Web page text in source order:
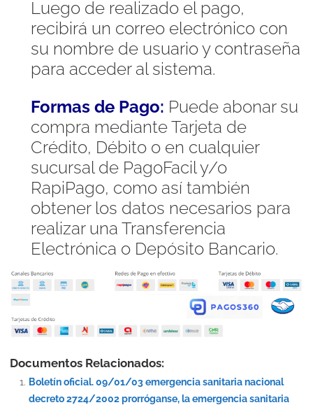
Luego de realizado el pago,
recibirá un correo electrónico con
su nombre de usuario y contraseña
para acceder al sistema.
Formas de Pago: Puede abonar su
compra mediante Tarjeta de
Crédito, Débito o en cualquier
sucursal de PagoFacil y/o
RapiPago, como así también
obtener los datos necesarios para
realizar una Transferencia
Electrónica o Depósito Bancario.
Documentos Relacionados:
Boletín oficial. 09/01/03 emergencia sanitaria nacional
decreto 2724/2002 prorróganse, la emergencia sanitaria